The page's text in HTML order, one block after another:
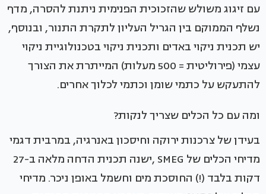
עם זיגוג משולש שהזכוכית הפנימית ניתנת להסרה, מדף
נשלף הממוקם בין הגריל העליון לתקרת התנור, ובנוסף,
יש תכנית ניקוי באדים ותכנית ניקוי בטכנולוגיית ניקוי
עצמי (פירוליטית = 500 מעלות) המייתרת את הצורך
להתעקש על כתמי שומן וכתמי לכלוך אחרים.
ומה עם כל הכלים שצריך לנקות?
בעידן של צרכנות ירוקה וחיסכון באנרגיה, במרבית דגמי
מדיחי הכלים של SMEG ,ישנה תכנית הדחה מלאה ב-27
דקות בלבד (!) החוסכת מים וחשמל באופן ניכר. מדיחי